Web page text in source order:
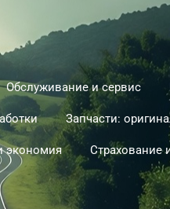
Обслуживание и сервис
Запчасти:
экономия Страхование